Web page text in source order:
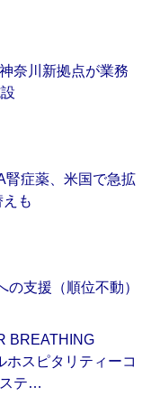
奈川新拠点が業務
腎症薬、米国で急拡
えも
支援（順位不動）
BREATHING
ホスピタリティーコ
テ…